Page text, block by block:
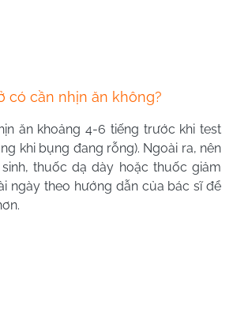
có cần nhịn ăn không?
ăn khoảng 4-6 tiếng trước khi test
khi bụng đang rỗng). Ngoài ra, nên
thuốc dạ dày hoặc thuốc giảm
ngày theo hướng dẫn của bác sĩ để